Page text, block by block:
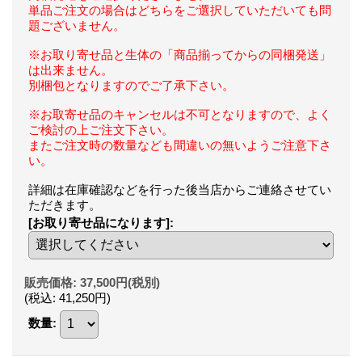
単品ご注文の場合はどちらをご選択していただいても問
題ございません。
※お取り寄せ品と生体の「商品揃ってからの同梱発送」
は出来ません。
別梱包となりますのでご了承下さい。
※お取寄せ品のキャンセルは不可となりますので、よく
ご検討の上ご注文下さい。
またご注文時の数量なども間違いの無いようご注意下さ
い。
詳細は在庫確認などを行った後当店からご連絡させてい
ただきます。
[お取り寄せ品になります]:
販売価格: 37,500円(税別)
(税込: 41,250円)
数量: